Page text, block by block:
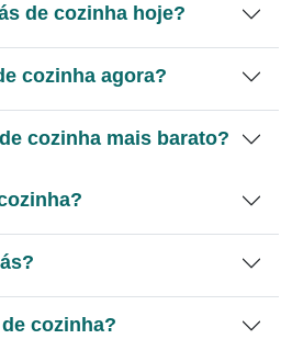
de cozinha hoje?
cozinha agora?
cozinha mais barato?
cozinha?